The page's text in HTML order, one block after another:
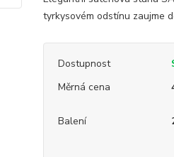
tyrkysovém odstínu zaujme
Dostupnost
Měrná cena
Balení